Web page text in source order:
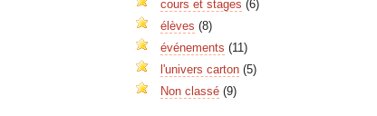
cours et stages (6)
élèves (8)
événements (11)
l'univers carton(5)
Non classé(9)